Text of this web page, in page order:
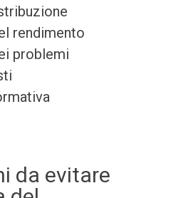
rendimento
problemi
da evitare